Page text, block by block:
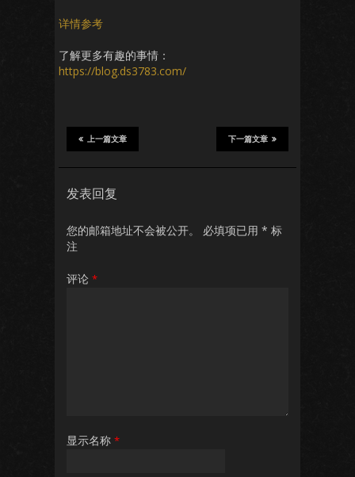
详情参考
了解更多有趣的事情：
https://blog.ds3783.com/
下一篇文章
上一篇文章
发表回复
您的邮箱地址不会被公开。 必填项已用 * 标
注
评论 *
显示名称 *